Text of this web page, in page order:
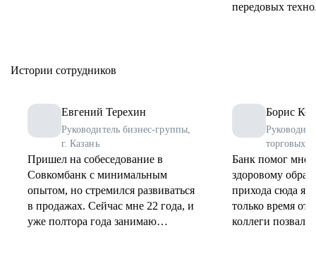
передовых
Истории сотрудников
Евгений Терехин
Руководитель бизнес-группы,
г. Казань
Пришел на собеседование в
Совкомбанк с минимальным
опытом, но стремился развиваться
в продажах. Сейчас мне 22 года, и
уже полтора года занимаю
Борис
торговых
Банк помог мне
здоровому
прихода сюда я
только время от
коллеги позвали